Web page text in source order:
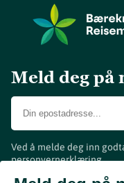
Meld deg på
Ved å melde deg inn
personvernerklæring.